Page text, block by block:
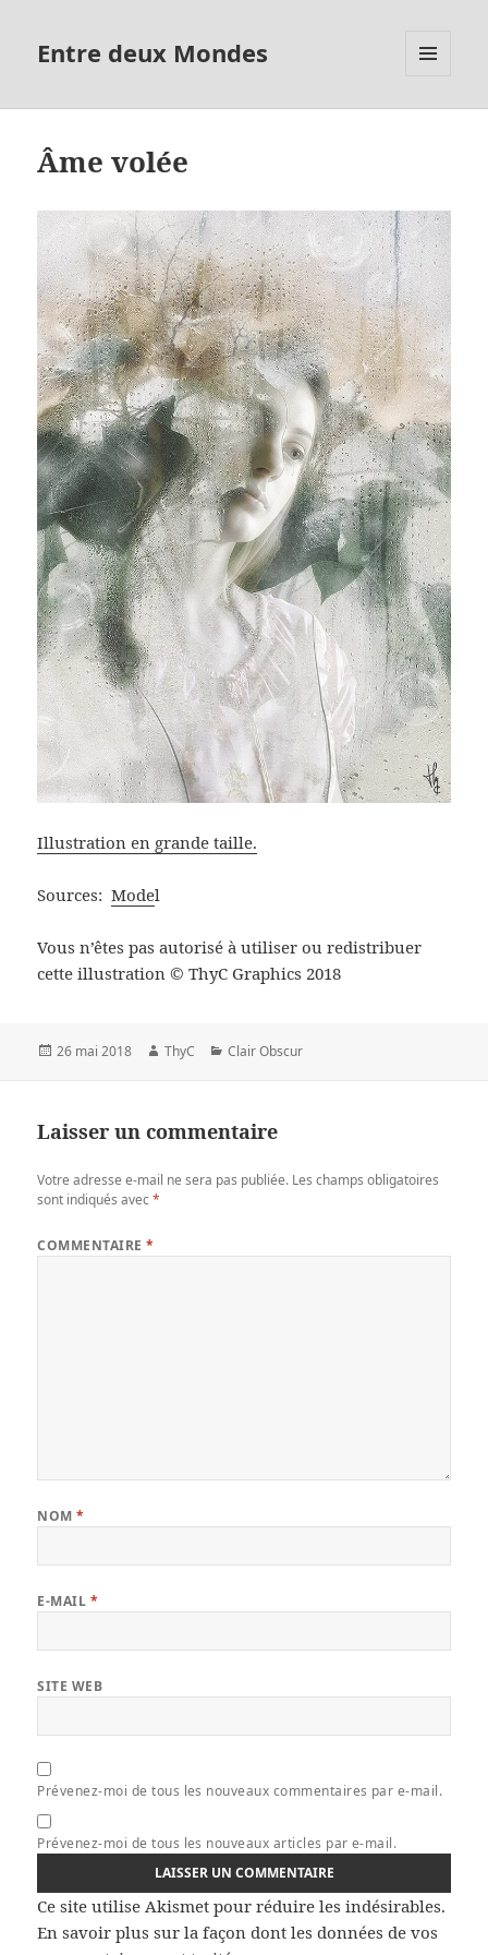
Entre deux Mondes
Âme volée
Illustration en grande taille.
Sources:Model
Vous n’êtes pas autorisé à utiliser ou redistribuer
cette illustration © ThyC Graphics 2018
Publié
26 mai 2018 Auteur
ThyC Catégories
Clair Obscur
Laisser un commentaire
Votre adresse e-mail ne sera pas publiée. Les champs obligatoires
sont indiqués avec*
COMMENTAIRE*
NOM*
E-MAIL *
SITE WEB
Prévenez-moi de tous les nouveaux commentaires par e-mail.
Prévenez-moi de tous les nouveaux articles par e-mail.
Ce site utilise Akismet pour réduire les indésirables.
En savoir plus sur la façon dont les données de vos